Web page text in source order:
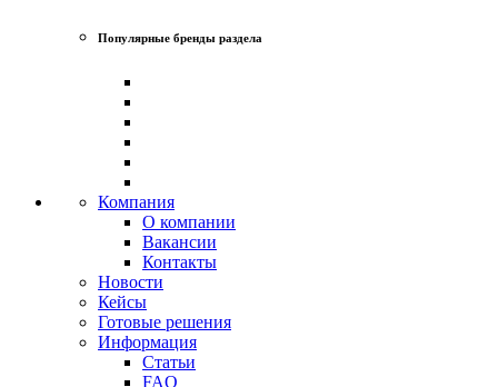
Популярные бренды раздела
Компания
О компании
Вакансии
Контакты
Новости
Кейсы
Готовые решения
Информация
Статьи
FAQ